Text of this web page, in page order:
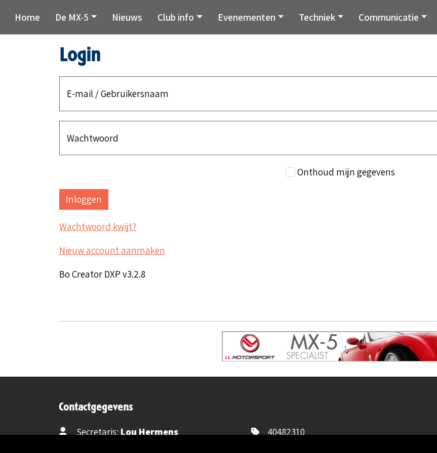
Home De MX-5 Nieuws Club info Evenementen Techniek Communicatie
Login
E-mail / Gebruikersnaam
Wachtwoord
Onthoud mijn gegevens
Wachtwoord kwijt?
Nieuw account aanmaken
Bo Creator DXP v3.2.8
Contactgegevens
Secretaris: Lou Hermens
40482310